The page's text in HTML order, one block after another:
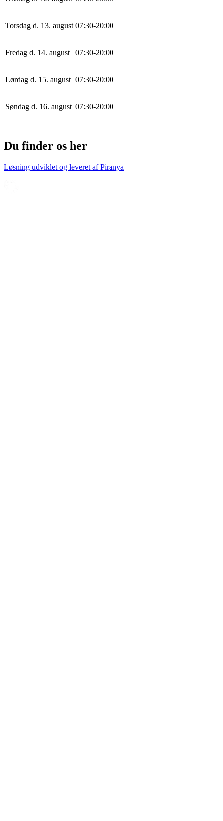
Torsdag d. 13. august 07:30-20:00
Fredag d. 14. august 07:30-20:00
Lørdag d. 15. august 07:30-20:00
Søndag d. 16. august 07:30-20:00
Du finder os her
Løsning udviklet og leveret afPiranya